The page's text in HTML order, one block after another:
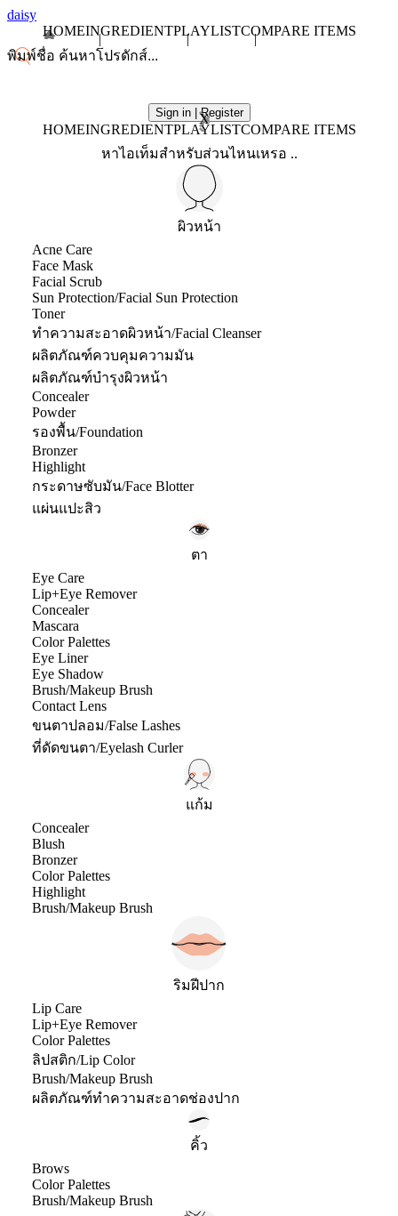
daisy
HOMEINGREDIENTPLAYLISTCOMPARE ITEMS
Sign in | Register
X
HOMEINGREDIENTPLAYLISTCOMPARE ITEMS
หาไอเท็มสำหรับส่วนไหนเหรอ ..
ผิวหน้า
Acne Care
Face Mask
Facial Scrub
Sun Protection/Facial Sun Protection
Toner
ทำความสะอาดผิวหน้า/Facial Cleanser
ผลิตภัณฑ์ควบคุมความมัน
ผลิตภัณฑ์บำรุงผิวหน้า
Concealer
Powder
รองพื้น/Foundation
Bronzer
Highlight
กระดาษซับมัน/Face Blotter
แผ่นแปะสิว
ตา
Eye Care
Lip+Eye Remover
Concealer
Mascara
Color Palettes
Eye Liner
Eye Shadow
Brush/Makeup Brush
Contact Lens
ขนตาปลอม/False Lashes
ที่ดัดขนตา/Eyelash Curler
แก้ม
Concealer
Blush
Bronzer
Color Palettes
Highlight
Brush/Makeup Brush
ริมฝีปาก
Lip Care
Lip+Eye Remover
Color Palettes
ลิปสติก/Lip Color
Brush/Makeup Brush
ผลิตภัณฑ์ทำความสะอาดช่องปาก
คิ้ว
Brows
Color Palettes
Brush/Makeup Brush